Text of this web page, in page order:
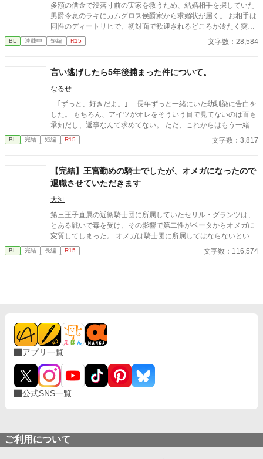
多額の借金で没落寸前の実家を救うため、結婚相手を探していた
男爵令息のラキにカムグロス侯爵家から求婚状が届く。 お相手は
同性のディートリヒで、初対面で歓迎されるどころか冷たく突き
放されてしまう。 『必要最低限関わるな』 『愛人を作るな』
『男遊びならしてもいい』 ディートリヒから実家の借金を完済す
め上手なラキの周りには可愛い令息が集まり、推し活状態に。 一
方、ディートリヒだけが嫉妬で胃を痛める日々。 ラキへの恋心を
BL 連載中 短編 R15 文字数：28,584
言い逃げしたら5年後捕まった件について。
なるせ
｢ずっと、好きだよ。｣ …長年ずっと一緒にいた幼馴染に告白を
した。 もちろん、アイツがオレをそういう目で見てないのは百も
承知だし、返事なんて求めてない。 ただ、これからはもう一緒に
いないから…想いを伝えるぐらい、許してくれ。 そう思って告
白したのが高校三年生の最後の登校日。……あれから5年経った
ー 美形×平凡っていいですよね、、、、
BL 完結 短編 R15 文字数：3,817
【完結】王宮勤めの騎士でしたが、オメガになったので
退職させていただきます
大河
第三王子直属の近衛騎士団に所属していたセリル・グランツは、
とある戦いで毒を受け、その影響で第二性がベータからオメガに
変質してしまった。 オメガは騎士団に所属してはならないという
法に基づき、騎士団を辞めることを決意するセリル。上司である
第三王子・レオンハルトにそのことを告げて騎士団を去るが、特
BL 完結 長編 R15 文字数：116,574
アプリ一覧
公式SNS一覧
ご利用について